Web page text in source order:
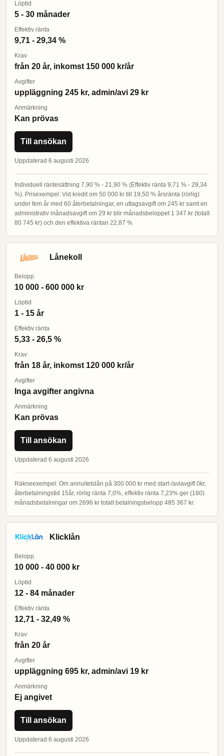
Löptid
5 - 30 månader
Effektiv ränta
9,71 - 29,34 %
Krav
från 20 år, inkomst 150 000 kr/år
Avgifter
uppläggning 245 kr, admin/avi 29 kr
Anmärkning
Kan prövas
Till ansökan
Uppdaterad 6 augusti 2026
Individuell räntesättning 7,90 % - 21,90 % (Effektiv ränta 9,71 % - 29,34
%). Prisexempel: Vid kredit om 50 000 kr till 19,50 % årsränta (rörlig)
under fem år med 60 återbetalningar, en uttagsavgift om 245 kr samt en
administrativ månadsavgift om 29 kr blir månadsbeloppet 1 347 kr (totalt
80 745 kr) och den effektiva räntan 22,87 %
Lånekoll
Belopp
10 000 - 600 000 kr
Löptid
1 - 15 år
Effektiv ränta
5,33 - 26,5 %
Krav
från 18 år, inkomst 120 000 kr/år
Avgifter
Inga avgifter angivna
Anmärkning
Kan prövas
Till ansökan
Uppdaterad 6 augusti 2026
Räkneexempel: Om annuitetslån på 300 000 kr med start-/aviavgift 0kr,
återbetalningstid 15år, rörlig ränta 7,0%, effektiv ränta 7,23% ger (180)
månadsbetalningar om 2696 kr totalt betalningsbelopp 485 367 kr.
Klicklån
Belopp
10 000 - 40 000 kr
Löptid
12 - 84 månader
Effektiv ränta
12,71 - 32,49 %
Krav
från 20 år
Avgifter
uppläggning 695 kr, admin/avi 19 kr
Anmärkning
Ej angivet
Till ansökan
Uppdaterad 6 augusti 2026